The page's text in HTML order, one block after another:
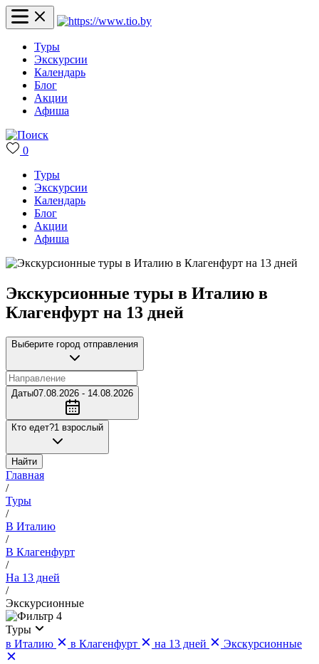
Туры
Экскурсии
Календарь
Блог
Акции
Афиша
0
Туры
Экскурсии
Календарь
Блог
Акции
Афиша
Экскурсионные туры в Италию в
Клагенфурт на 13 дней
Выберите город отправления
Даты07.08.2026 - 14.08.2026
Кто едет?1 взрослый
Найти
Главная
/
Туры
/
В Италию
/
В Клагенфурт
/
На 13 дней
/
Экскурсионные
4
Туры
в Италию
в Клагенфурт на 13 дней Экскурсионные